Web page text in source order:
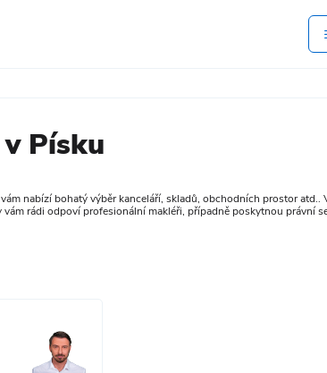
Písku
nabízí bohatý výběr kanceláří, skladů, obchodních prostor atd..
rádi odpoví profesionální makléři, případně poskytnou právní